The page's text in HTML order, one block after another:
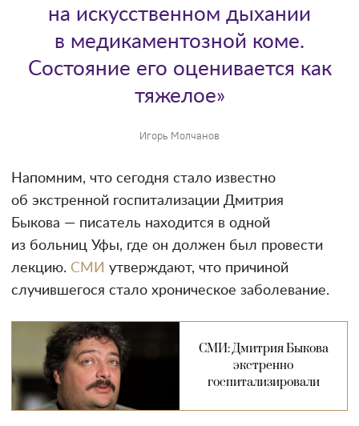
Игорь Молчанов
на искусственном дыхании
в медикаментозной коме.
Состояние его оценивается как
тяжелое»
Напомним, что сегодня стало известно
об экстренной госпитализации Дмитрия
Быкова — писатель находится в одной
из больниц Уфы, где он должен был провести
лекцию. СМИ утверждают, что причиной
случившегося стало хроническое заболевание.
СМИ: Дмитрия Быкова
экстренно
госпитализировали